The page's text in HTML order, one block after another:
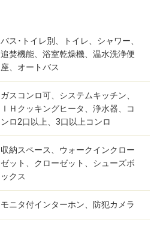
バス･トイレ別、トイレ、シャワー、
追焚機能、浴室乾燥機、温水洗浄便
座、オートバス
ガスコンロ可、システムキッチン、
ＩＨクッキングヒータ、浄水器、コ
ンロ2口以上、3口以上コンロ
収納スペース、ウォークインクロー
ゼット、クローゼット、シューズボ
ックス
モニタ付インターホン、防犯カメラ